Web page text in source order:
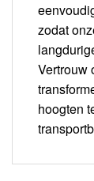
zodat
Vertrouw
hoogten